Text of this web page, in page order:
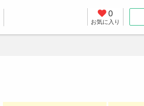
0
お気に入り